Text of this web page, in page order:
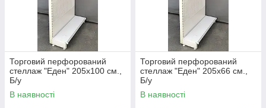
Торговий перфорований
стеллаж "Еден" 205х100 см.,
Б/у
В наявності
Торговий перфорований
стеллаж "Еден" 205х66 см.,
Б/у
В наявності